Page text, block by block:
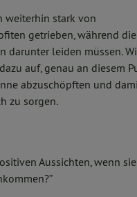
weiterhin stark von
getrieben, während die
darunter leiden müssen.
auf, genau an diesem
abzuschöpften und
zu sorgen.
Aussichten, wenn